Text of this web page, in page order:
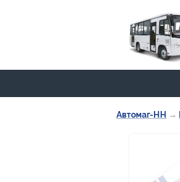
Автомаг-НН →